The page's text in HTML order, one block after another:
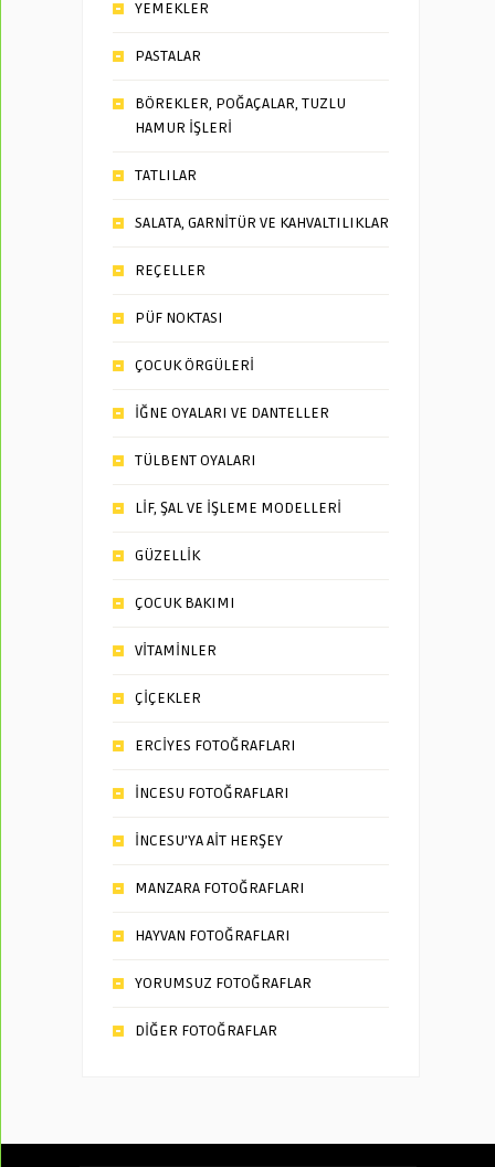
YEMEKLER
PASTALAR
BÖREKLER, POĞAÇALAR, TUZLU
HAMUR İŞLERİ
TATLILAR
SALATA, GARNİTÜR VE KAHVALTILIKLAR
REÇELLER
PÜF NOKTASI
ÇOCUK ÖRGÜLERİ
İĞNE OYALARI VE DANTELLER
TÜLBENT OYALARI
LİF, ŞAL VE İŞLEME MODELLERİ
GÜZELLİK
ÇOCUK BAKIMI
VİTAMİNLER
ÇİÇEKLER
ERCİYES FOTOĞRAFLARI
İNCESU FOTOĞRAFLARI
İNCESU’YA AİT HERŞEY
MANZARA FOTOĞRAFLARI
HAYVAN FOTOĞRAFLARI
YORUMSUZ FOTOĞRAFLAR
DİĞER FOTOĞRAFLAR